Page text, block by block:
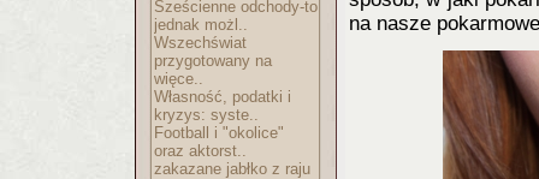
Sześcienne odchody-to
jednak możl..
Wszechświat
przygotowany na
więce..
Własność, podatki i
kryzys: syste..
Football i "okolice"
oraz aktorst..
zakazane jabłko z raju
na nasze